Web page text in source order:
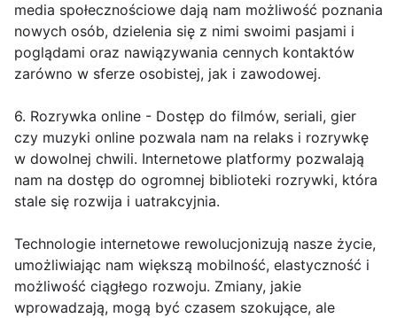
media społecznościowe dają nam możliwość poznania
nowych osób, dzielenia się z nimi swoimi pasjami i
poglądami oraz nawiązywania cennych kontaktów
zarówno w sferze osobistej, jak i zawodowej.
6. Rozrywka online - Dostęp do filmów, seriali, gier
czy muzyki online pozwala nam na relaks i rozrywkę
w dowolnej chwili. Internetowe platformy pozwalają
nam na dostęp do ogromnej biblioteki rozrywki, która
stale się rozwija i uatrakcyjnia.
Technologie internetowe rewolucjonizują nasze życie,
umożliwiając nam większą mobilność, elastyczność i
możliwość ciągłego rozwoju. Zmiany, jakie
wprowadzają, mogą być czasem szokujące, ale